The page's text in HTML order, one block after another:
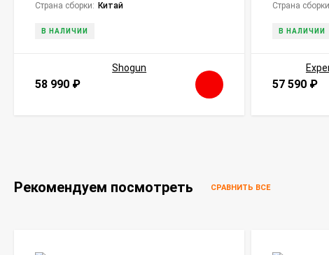
Страна сборки: Китай
В НАЛИЧИИ
58 990 ₽
Страна
В НАЛИЧИИ
57 590 ₽
Рекомендуем посмотреть СРАВНИТЬ ВСЕ